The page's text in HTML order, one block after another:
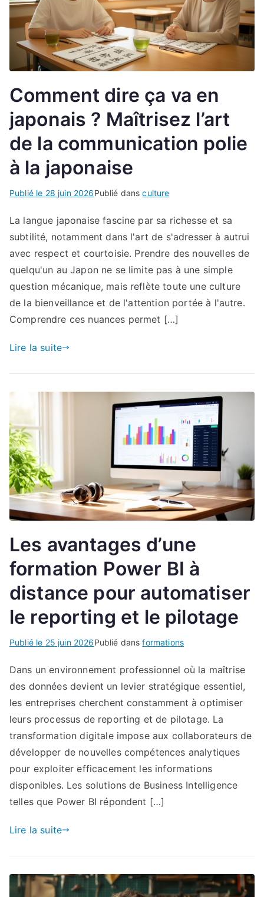
Comment dire ça va en
japonais ? Maîtrisez l’art
de la communication polie
à la japonaise
Publié le 28 juin 2026Publié dansculture
La langue japonaise fascine par sa richesse et sa
subtilité, notamment dans l'art de s'adresser à autrui
avec respect et courtoisie. Prendre des nouvelles de
quelqu'un au Japon ne se limite pas à une simple
question mécanique, mais reflète toute une culture
de la bienveillance et de l'attention portée à l'autre.
Comprendre ces nuances permet […]
Lire la suite
Les avantages d’une
formation Power BI à
distance pour automatiser
le reporting et le pilotage
Publié le 25 juin 2026Publié dansformations
Dans un environnement professionnel où la maîtrise
des données devient un levier stratégique essentiel,
les entreprises cherchent constamment à optimiser
leurs processus de reporting et de pilotage. La
transformation digitale impose aux collaborateurs de
développer de nouvelles compétences analytiques
pour exploiter efficacement les informations
disponibles. Les solutions de Business Intelligence
telles que Power BI répondent […]
Lire la suite